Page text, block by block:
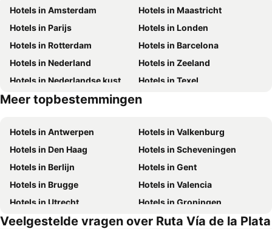
Hotels in Amsterdam
Hotels in Maastricht
Hotels in Parijs
Hotels in Londen
Hotels in Rotterdam
Hotels in Barcelona
Hotels in Nederland
Hotels in Zeeland
Hotels in Nederlandse kust
Hotels in Texel
Hotels in Duitsland
Hotels in Ibiza
Meer topbestemmingen
Hotels in Antwerpen
Hotels in Valkenburg
Hotels in Den Haag
Hotels in Scheveningen
Hotels in Berlijn
Hotels in Gent
Hotels in Brugge
Hotels in Valencia
Hotels in Utrecht
Hotels in Groningen
Hotels in Kopenhagen
Hotels in Keulen
Veelgestelde vragen over Ruta Vía de la Plata